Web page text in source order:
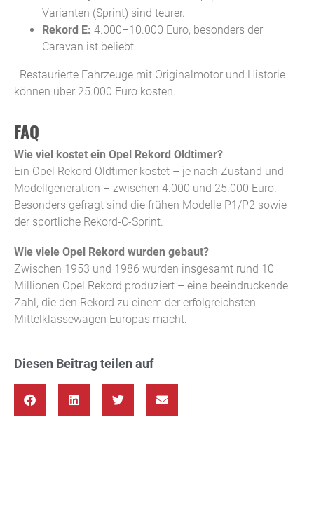
Varianten (Sprint) sind teurer.
Rekord E: 4.000–10.000 Euro, besonders der
Caravan ist beliebt.
Restaurierte Fahrzeuge mit Originalmotor und Historie
können über 25.000 Euro kosten.
FAQ
Wie viel kostet ein Opel Rekord Oldtimer?
Ein Opel Rekord Oldtimer kostet – je nach Zustand und
Modellgeneration – zwischen 4.000 und 25.000 Euro.
Besonders gefragt sind die frühen Modelle P1/P2 sowie
der sportliche Rekord-C-Sprint.
Wie viele Opel Rekord wurden gebaut?
Zwischen 1953 und 1986 wurden insgesamt rund 10
Millionen Opel Rekord produziert – eine beeindruckende
Zahl, die den Rekord zu einem der erfolgreichsten
Mittelklassewagen Europas macht.
Diesen Beitrag teilen auf